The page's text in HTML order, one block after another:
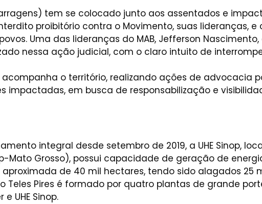
tem se colocado junto aos assentados e
proibitório contra o Movimento, suas lideranças,
Uma das lideranças do MAB, Jefferson
nessa ação judicial, com o claro intuito de
o território, realizando ações de advocacia
impactadas, em busca de responsabilização e
integral desde setembro de 2019, a UHE Sinop,
Grosso), possui capacidade de geração de
de 40 mil hectares, tendo sido alagados 25
Teles Pires é formado por quatro plantas de grande
e UHE Sinop.